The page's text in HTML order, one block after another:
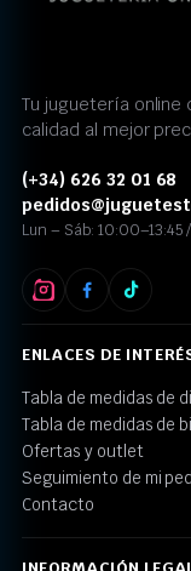
Tu juguetería online
calidad al mejor
(+34) 626 32 01 68
Lun – Sáb: 10:00–13:45
ENLACES DE
Tabla de medidas de
Tabla de medidas de
Ofertas y outlet
Seguimiento de mi
Contacto